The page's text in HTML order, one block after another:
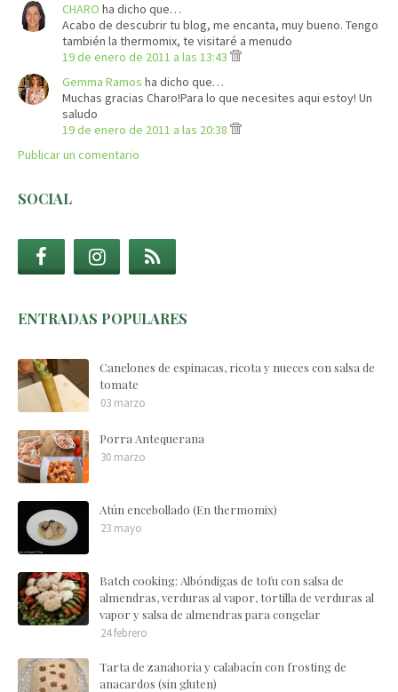
CHARO ha dicho que…
Acabo de descubrir tu blog, me encanta, muy bueno. Tengo
también la thermomix, te visitaré a menudo
19 de enero de 2011 a las 13:43
Gemma Ramos ha dicho que…
Muchas gracias Charo!Para lo que necesites aqui estoy! Un
saludo
19 de enero de 2011 a las 20:38
Publicar un comentario
SOCIAL
ENTRADAS POPULARES
Canelones de espinacas, ricota y nueces con salsa de
tomate
03 marzo
Porra Antequerana
30 marzo
Atún encebollado (En thermomix)
23 mayo
Batch cooking: Albóndigas de tofu con salsa de
almendras, verduras al vapor, tortilla de verduras al
vapor y salsa de almendras para congelar
24 febrero
Tarta de zanahoria y calabacín con frosting de
anacardos (sin gluten)